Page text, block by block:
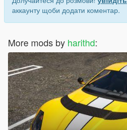
аккаунту щоби додати коментар.
More mods by harithd: